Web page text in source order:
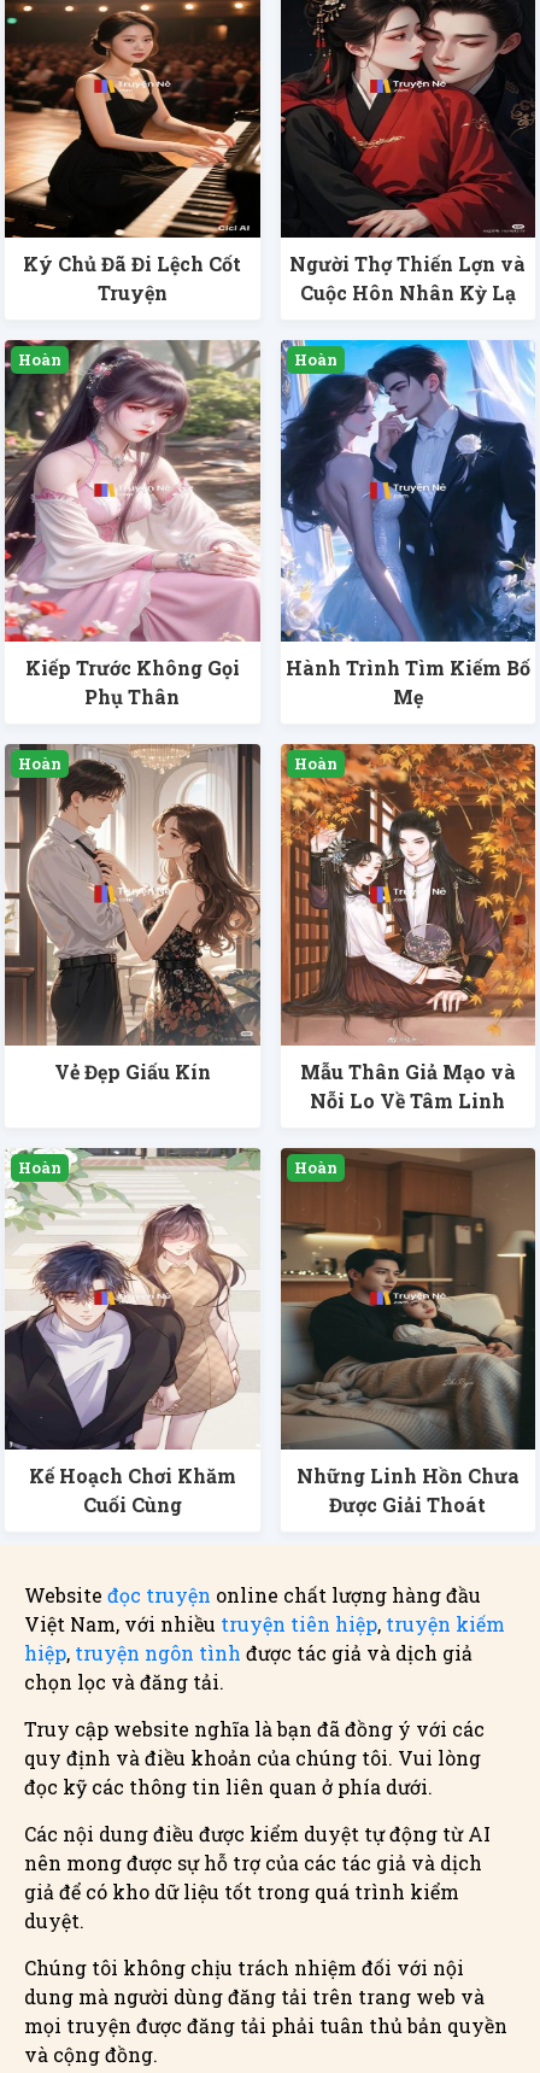
Ký Chủ Đã Đi Lệch Cốt
Truyện
Người Thợ Thiến Lợn và
Cuộc Hôn Nhân Kỳ Lạ
Kiếp Trước Không Gọi
Phụ Thân
Hành Trình Tìm Kiếm Bố
Mẹ
Vẻ Đẹp Giấu Kín
Mẫu Thân Giả Mạo và
Nỗi Lo Về Tâm Linh
Kế Hoạch Chơi Khăm
Cuối Cùng
Những Linh Hồn Chưa
Được Giải Thoát
Website đọc truyện online chất lượng hàng đầu
Việt Nam, với nhiều truyện tiên hiệp, truyện kiếm
hiệp, truyện ngôn tình được tác giả và dịch giả
chọn lọc và đăng tải.
Truy cập website nghĩa là bạn đã đồng ý với các
quy định và điều khoản của chúng tôi. Vui lòng
đọc kỹ các thông tin liên quan ở phía dưới.
Các nội dung điều được kiểm duyệt tự động từ AI
nên mong được sự hỗ trợ của các tác giả và dịch
giả để có kho dữ liệu tốt trong quá trình kiểm
duyệt.
Chúng tôi không chịu trách nhiệm đối với nội
dung mà người dùng đăng tải trên trang web và
mọi truyện được đăng tải phải tuân thủ bản quyền
và cộng đồng.